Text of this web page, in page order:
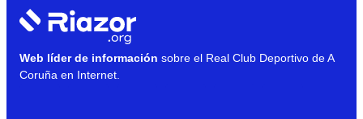
Web líder de información sobre el Real Club Deportivo de A
Coruña en Internet.